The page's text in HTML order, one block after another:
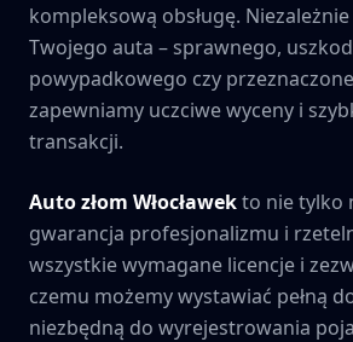
kompleksową obsługę.
Twojego auta – sprawnego,
powypadkowego czy
zapewniamy uczciwe wyceny i
transakcji.
Auto złom Włocławekto nie tylko
gwarancja profesjonalizmu i
wszystkie wymagane licencje i
czemu możemy wystawiać pełną
niezbędną do wyrejestrowania